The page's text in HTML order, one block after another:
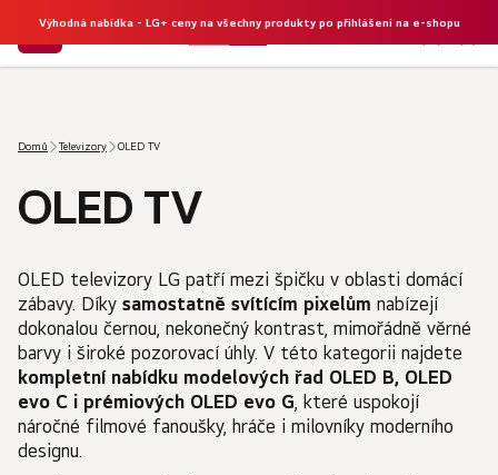
Výhodná nabídka - LG+ ceny na všechny produkty po přihlášení na e-shopu
Hledat
Domů Televizory OLED TV
OLED TV
OLED televizory LG patří mezi špičku v oblasti domácí
zábavy. Díky samostatně svítícím pixelům nabízejí
dokonalou černou, nekonečný kontrast, mimořádně věrné
barvy i široké pozorovací úhly. V této kategorii najdete
kompletní nabídku modelových řad OLED B, OLED
evo C i prémiových OLED evo G, které uspokojí
náročné filmové fanoušky, hráče i milovníky moderního
designu.